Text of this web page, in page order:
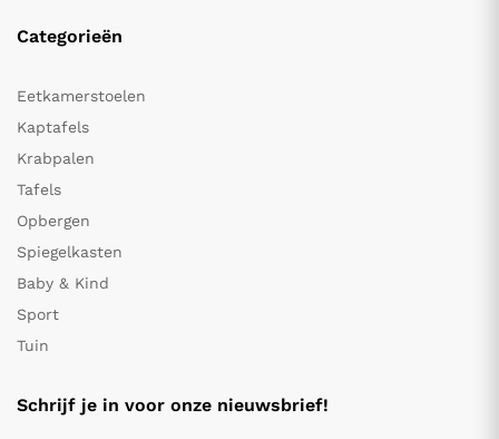
Categorieën
Eetkamerstoelen
Kaptafels
Krabpalen
Tafels
Opbergen
Spiegelkasten
Baby & Kind
Sport
Tuin
Schrijf je in voor onze nieuwsbrief!